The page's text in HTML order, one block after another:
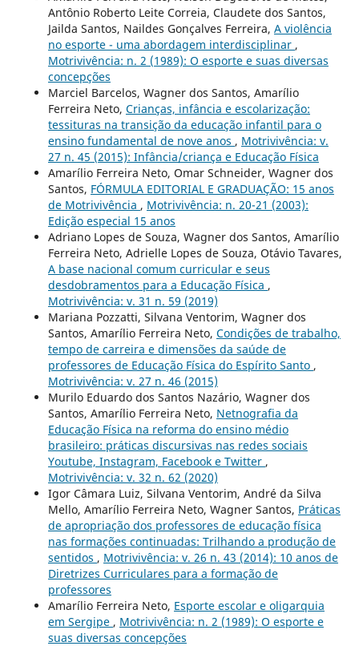
Antônio Roberto Leite Correia, Claudete dos Santos,
Jailda Santos, Naildes Gonçalves Ferreira, A violência
no esporte - uma abordagem interdisciplinar ,
Motrivivência: n. 2 (1989): O esporte e suas diversas
concepções
Marciel Barcelos, Wagner dos Santos, Amarílio
Ferreira Neto, Crianças, infância e escolarização:
tessituras na transição da educação infantil para o
ensino fundamental de nove anos , Motrivivência: v.
27 n. 45 (2015): Infância/criança e Educação Física
Amarílio Ferreira Neto, Omar Schneider, Wagner dos
Santos, FÓRMULA EDITORIAL E GRADUAÇÃO: 15 anos
de Motrivivência , Motrivivência: n. 20-21 (2003):
Edição especial 15 anos
Adriano Lopes de Souza, Wagner dos Santos, Amarílio
Ferreira Neto, Adrielle Lopes de Souza, Otávio Tavares,
A base nacional comum curricular e seus
desdobramentos para a Educação Física ,
Motrivivência: v. 31 n. 59 (2019)
Mariana Pozzatti, Silvana Ventorim, Wagner dos
Santos, Amarílio Ferreira Neto, Condições de trabalho,
tempo de carreira e dimensões da saúde de
professores de Educação Física do Espírito Santo ,
Motrivivência: v. 27 n. 46 (2015)
Murilo Eduardo dos Santos Nazário, Wagner dos
Santos, Amarílio Ferreira Neto, Netnografia da
Educação Física na reforma do ensino médio
brasileiro: práticas discursivas nas redes sociais
Youtube, Instagram, Facebook e Twitter ,
Motrivivência: v. 32 n. 62 (2020)
Igor Câmara Luiz, Silvana Ventorim, André da Silva
Mello, Amarílio Ferreira Neto, Wagner Santos, Práticas
de apropriação dos professores de educação física
nas formações continuadas: Trilhando a produção de
sentidos , Motrivivência: v. 26 n. 43 (2014): 10 anos de
Diretrizes Curriculares para a formação de
professores
Amarílio Ferreira Neto, Esporte escolar e oligarquia
em Sergipe , Motrivivência: n. 2 (1989): O esporte e
suas diversas concepções